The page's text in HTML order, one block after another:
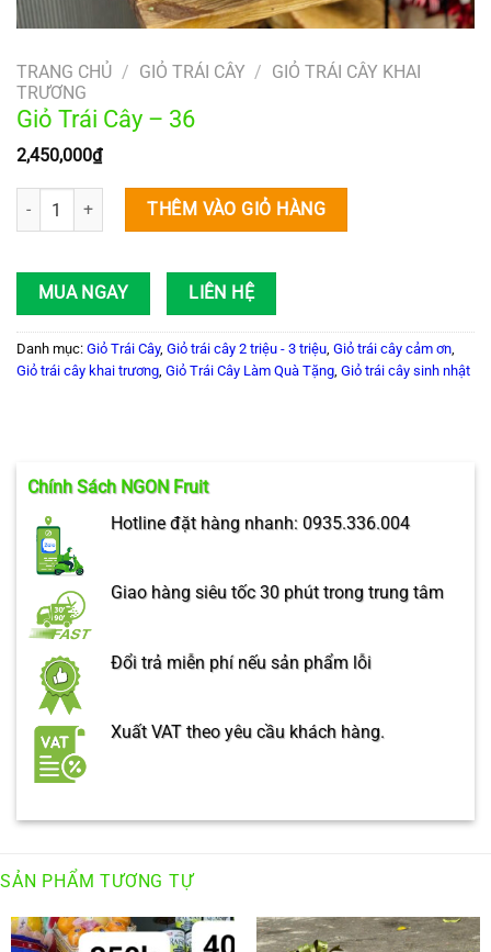
TRANG CHỦ / GIỎ TRÁI CÂY / GIỎ TRÁI CÂY KHAI
TRƯƠNG
Giỏ Trái Cây – 36
2,450,000₫
Giỏ Trái Cây – 36 số lượngTHÊM VÀO GIỎ HÀNG
MUA NGAY LIÊN HỆ
Danh mục: Giỏ Trái Cây, Giỏ trái cây 2 triệu - 3 triệu, Giỏ trái cây cảm ơn,
Giỏ trái cây khai trương, Giỏ Trái Cây Làm Quà Tặng, Giỏ trái cây sinh nhật
Chính Sách NGON Fruit
Hotline đặt hàng nhanh: 0935.336.004
Giao hàng siêu tốc 30 phút trong trung tâm
Đổi trả miễn phí nếu sản phẩm lỗi
Xuất VAT theo yêu cầu khách hàng.
SẢN PHẨM TƯƠNG TỰ